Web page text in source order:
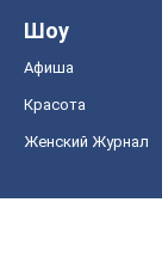
Шоу
Афиша
Красота
Женский Журнал